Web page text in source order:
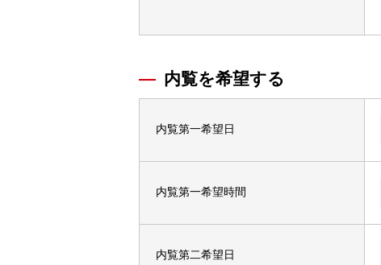
内覧を希望する
内覧第一希望日
内覧第一希望時間
内覧第二希望日